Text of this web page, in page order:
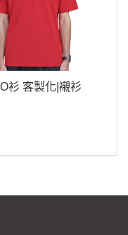
衫 客製化|襯衫